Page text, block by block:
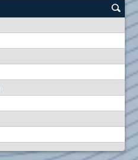
Най-добра
0
Оборот (евро)
0